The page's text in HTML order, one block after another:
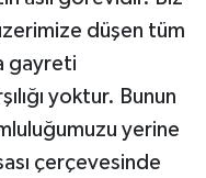
düşen tüm
gayreti
yoktur. Bunun
yerine
çerçevesinde